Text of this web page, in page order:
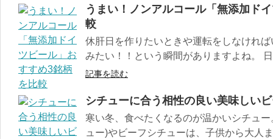
うまい！ノンアルコール「無添加ド
較
休肝日を作りたいときや運転をしなけれ
みたい！！という瞬間がありますよね。
記事を読む
シチューに合う相性の良い美味しい
寒い冬、食べたくなるのが温かいシチュ
ュー)やビーフシチューは、子供から大人